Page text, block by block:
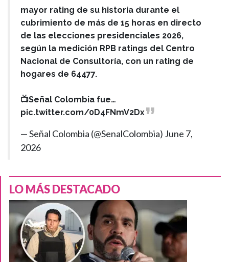
mayor rating de su historia durante el
cubrimiento de más de 15 horas en directo
de las elecciones presidenciales 2026,
según la medición RPB ratings del Centro
Nacional de Consultoría, con un rating de
hogares de 64477.
📺Señal Colombia fue…
pic.twitter.com/0D4FNmV2Dx
— Señal Colombia (@SenalColombia) June 7,
2026
LO MÁS DESTACADO